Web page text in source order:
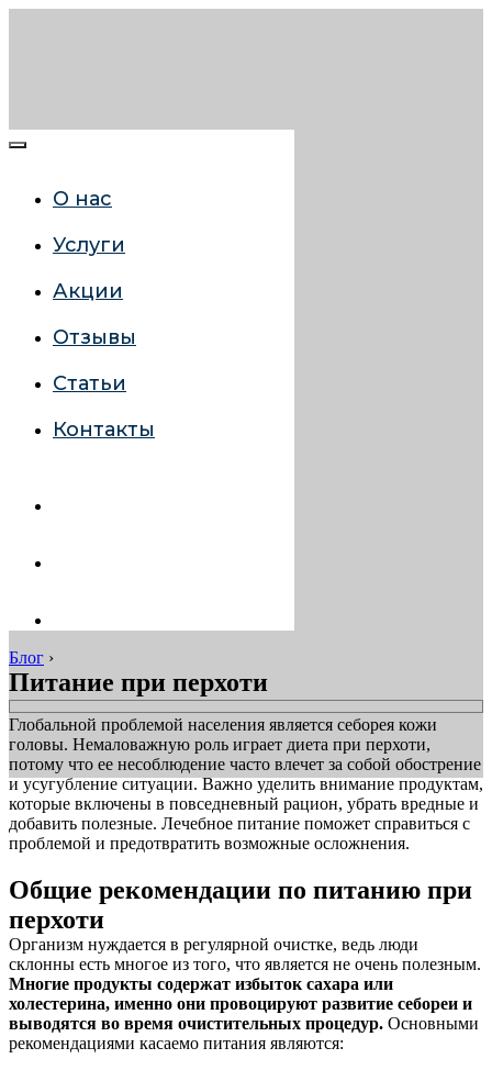
О нас
Услуги
Акции
Отзывы
Статьи
Контакты
Блог ›
Питание при перхоти
Глобальной проблемой населения является себорея кожи
головы. Немаловажную роль играет диета при перхоти,
потому что ее несоблюдение часто влечет за собой обострение
и усугубление ситуации. Важно уделить внимание продуктам,
которые включены в повседневный рацион, убрать вредные и
добавить полезные. Лечебное питание поможет справиться с
проблемой и предотвратить возможные осложнения.
Общие рекомендации по питанию при
перхоти
Организм нуждается в регулярной очистке, ведь люди
склонны есть многое из того, что является не очень полезным.
Многие продукты содержат избыток сахара или
холестерина, именно они провоцируют развитие себореи и
выводятся во время очистительных процедур. Основными
рекомендациями касаемо питания являются: